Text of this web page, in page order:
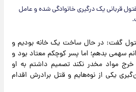
قربانی یک درگیری خانوادگی شده و عامل
گفت: در حال ساخت یک خانه بودیم و
سهمی بدهم؛ اما پسر کوچکم معتاد بود و
خرج مواد مخدر نکند تصمیم داشتم به او
یکی از نوه‌هایم و قتل برادرش اقدام